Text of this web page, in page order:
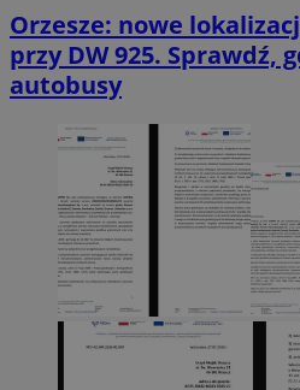
Orzesze: nowe
przy DW 925. Sprawdź,
autobusy